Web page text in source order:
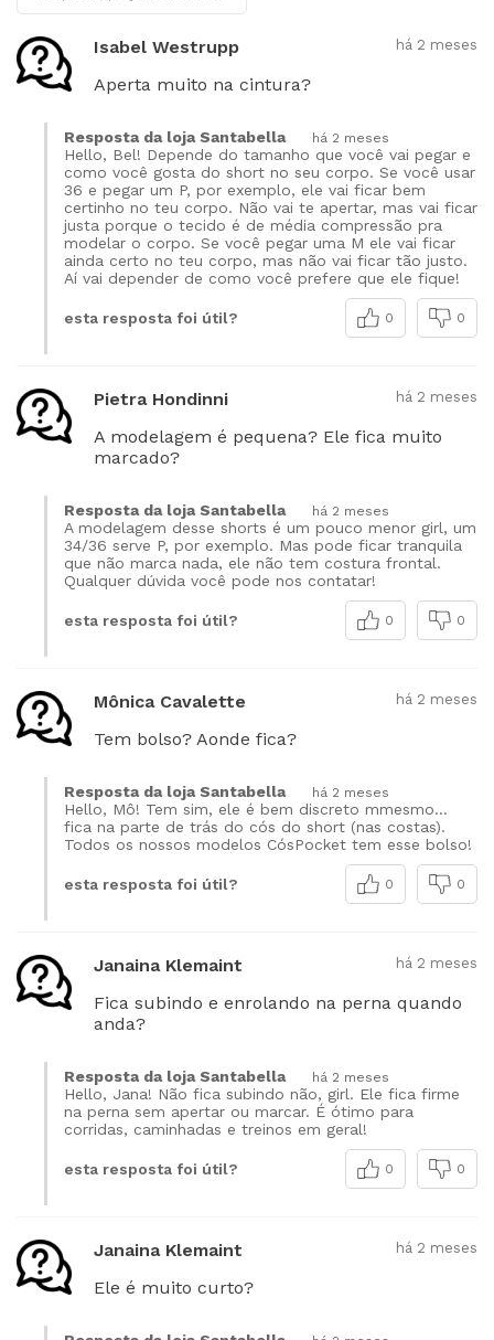
Isabel Westrupp há 2 meses
Aperta muito na cintura?
Resposta da loja Santabella há 2 meses
Hello, Bel! Depende do tamanho que você vai pegar e
como você gosta do short no seu corpo. Se você usar
36 e pegar um P, por exemplo, ele vai ficar bem
certinho no teu corpo. Não vai te apertar, mas vai ficar
justa porque o tecido é de média compressão pra
modelar o corpo. Se você pegar uma M ele vai ficar
ainda certo no teu corpo, mas não vai ficar tão justo.
Aí vai depender de como você prefere que ele fique!
esta resposta foi útil? 0 0
Pietra Hondinni há 2 meses
A modelagem é pequena? Ele fica muito
marcado?
Resposta da loja Santabella há 2 meses
A modelagem desse shorts é um pouco menor girl, um
34/36 serve P, por exemplo. Mas pode ficar tranquila
que não marca nada, ele não tem costura frontal.
Qualquer dúvida você pode nos contatar!
esta resposta foi útil? 0 0
Mônica Cavalette há 2 meses
Tem bolso? Aonde fica?
Resposta da loja Santabella há 2 meses
Hello, Mô! Tem sim, ele é bem discreto mmesmo...
fica na parte de trás do cós do short (nas costas).
Todos os nossos modelos CósPocket tem esse bolso!
esta resposta foi útil? 0 0
Janaina Klemaint há 2 meses
Fica subindo e enrolando na perna quando
anda?
Resposta da loja Santabella há 2 meses
Hello, Jana! Não fica subindo não, girl. Ele fica firme
na perna sem apertar ou marcar. É ótimo para
corridas, caminhadas e treinos em geral!
esta resposta foi útil? 0 0
Janaina Klemaint há 2 meses
Ele é muito curto?